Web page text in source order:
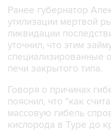
Ранее губернатор
утилизации мертвой
ликвидации
уточнил, что этим
специализированные
печи закрытого типа.
Говоря о причинах
пояснил, что "как
массовую гибель
кислорода в Туре до